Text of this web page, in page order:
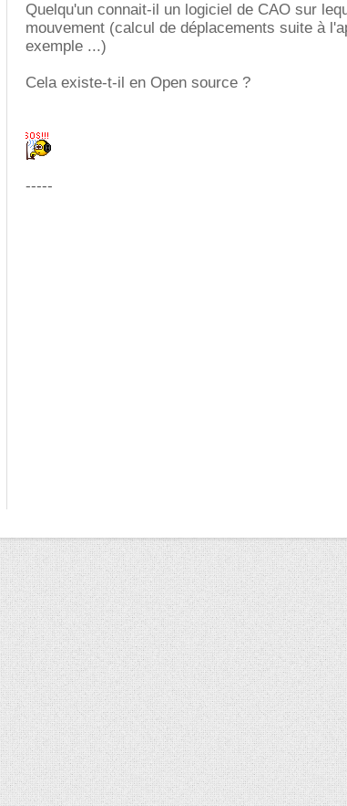
Quelqu'un connait-il un logiciel de CAO sur
mouvement (calcul de déplacements suite à
exemple ...)
Cela existe-t-il en Open source ?
-----